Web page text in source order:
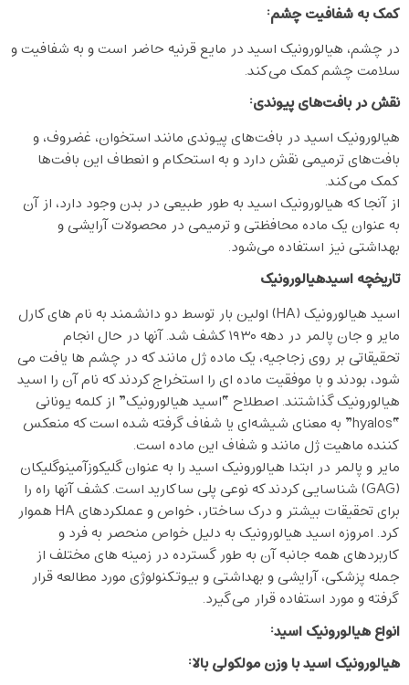
کمک به شفافیت چشم:
در چشم، هیالورونیک اسید در مایع قرنیه حاضر است و به شفافیت و
سلامت چشم کمک می‌کند.
نقش در بافت‌های پیوندی:
هیالورونیک اسید در بافت‌های پیوندی مانند استخوان، غضروف، و
بافت‌های ترمیمی نقش دارد و به استحکام و انعطاف این بافت‌ها
کمک می‌کند.
از آنجا که هیالورونیک اسید به طور طبیعی در بدن وجود دارد، از آن
به عنوان یک ماده محافظتی و ترمیمی در محصولات آرایشی و
بهداشتی نیز استفاده می‌شود.
تاریخچه اسیدهیالورونیک
اسید هیالورونیک (HA) اولین بار توسط دو دانشمند به نام های کارل
مایر و جان پالمر در دهه ۱۹۳۰ کشف شد. آنها در حال انجام
تحقیقاتی بر روی زجاجیه، یک ماده ژل مانند که در چشم ها یافت می
شود، بودند و با موفقیت ماده ای را استخراج کردند که نام آن را اسید
هیالورونیک گذاشتند. اصطلاح “اسید هیالورونیک” از کلمه یونانی
“hyalos” به معنای شیشه‌ای یا شفاف گرفته شده است که منعکس
کننده ماهیت ژل مانند و شفاف این ماده است.
مایر و پالمر در ابتدا هیالورونیک اسید را به عنوان گلیکوزآمینوگلیکان
(GAG) شناسایی کردند که نوعی پلی ساکارید است. کشف آنها راه را
برای تحقیقات بیشتر و درک ساختار، خواص و عملکردهای HA هموار
کرد. امروزه اسید هیالورونیک به دلیل خواص منحصر به فرد و
کاربردهای همه جانبه آن به طور گسترده در زمینه های مختلف از
جمله پزشکی، آرایشی و بهداشتی و بیوتکنولوژی مورد مطالعه قرار
گرفته و مورد استفاده قرار می‌گیرد.
انواع هیالورونیک اسید:
هیالورونیک اسید با وزن مولکولی بالا: